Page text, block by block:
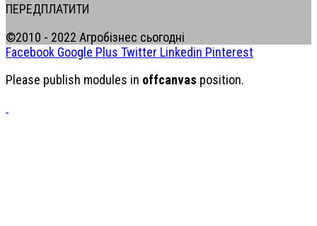
ПЕРЕДПЛАТИТИ
©2010 - 2022 Агробізнес сьогодні
Facebook Google Plus Twitter Linkedin Pinterest
Please publish modules in offcanvas position.